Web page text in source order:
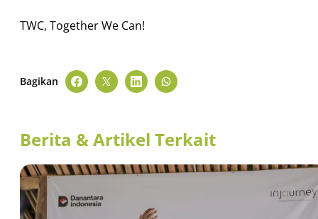
TWC, Together We Can!
Bagikan
Berita & Artikel Terkait